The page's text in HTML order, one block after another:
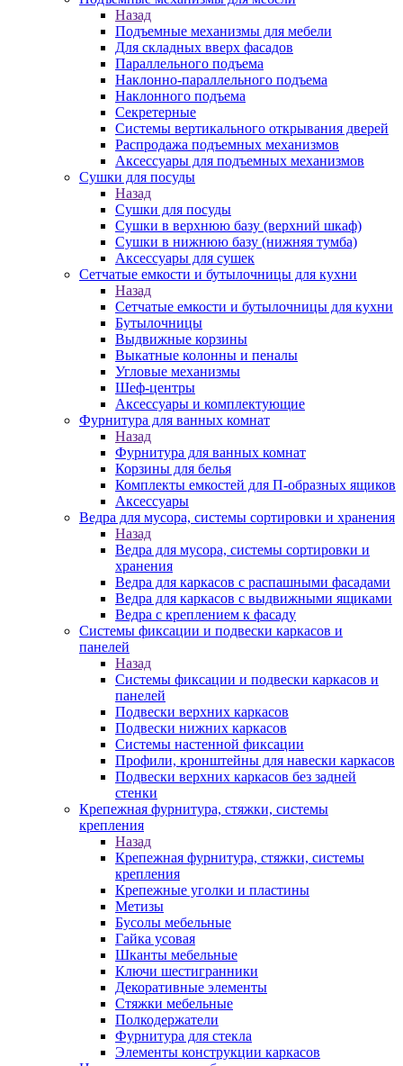
Назад
Подъемные механизмы для мебели
Для складных вверх фасадов
Параллельного подъема
Наклонно-параллельного подъема
Наклонного подъема
Секретерные
Системы вертикального открывания дверей
Распродажа подъемных механизмов
Аксессуары для подъемных механизмов
Сушки для посуды
Назад
Сушки для посуды
Сушки в верхнюю базу (верхний шкаф)
Сушки в нижнюю базу (нижняя тумба)
Аксессуары для сушек
Сетчатые емкости и бутылочницы для кухни
Назад
Сетчатые емкости и бутылочницы для кухни
Бутылочницы
Выдвижные корзины
Выкатные колонны и пеналы
Угловые механизмы
Шеф-центры
Аксессуары и комплектующие
Фурнитура для ванных комнат
Назад
Фурнитура для ванных комнат
Корзины для белья
Комплекты емкостей для П-образных ящиков
Аксессуары
Ведра для мусора, системы сортировки и хранения
Назад
Ведра для мусора, системы сортировки и
хранения
Ведра для каркасов с распашными фасадами
Ведра для каркасов с выдвижными ящиками
Ведра с креплением к фасаду
Системы фиксации и подвески каркасов и
панелей
Назад
Системы фиксации и подвески каркасов и
панелей
Подвески верхних каркасов
Подвески нижних каркасов
Системы настенной фиксации
Профили, кронштейны для навески каркасов
Подвески верхних каркасов без задней
стенки
Крепежная фурнитура, стяжки, системы
крепления
Назад
Крепежная фурнитура, стяжки, системы
крепления
Крепежные уголки и пластины
Метизы
Бусолы мебельные
Гайка усовая
Шканты мебельные
Ключи шестигранники
Декоративные элементы
Стяжки мебельные
Полкодержатели
Фурнитура для стекла
Элементы конструкции каркасов